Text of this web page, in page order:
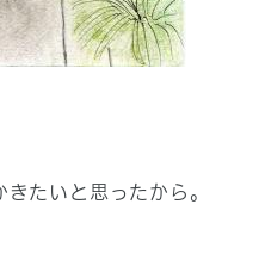
たいと思ったから。